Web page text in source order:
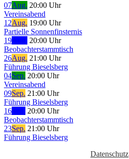
07Aug. 20:00 Uhr
Vereinsabend
12Aug. 19:00 Uhr
Partielle Sonnenfinsternis
19
20:00 Uhr
Beobachterstammtisch
26Aug. 21:00 Uhr
Führung Bieselsberg
04Sep. 20:00 Uhr
Vereinsabend
09Sep. 21:00 Uhr
Führung Bieselsberg
16
20:00 Uhr
Beobachterstammtisch
23Sep. 21:00 Uhr
Führung Bieselsberg
Datenschutz